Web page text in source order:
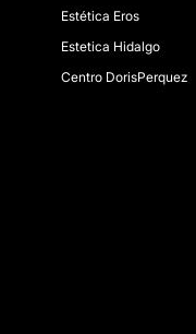
Estética Eros
Estetica Hidalgo
Centro DorisPerquez